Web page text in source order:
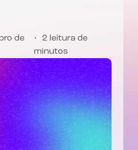
de
2 leitura de
minutos